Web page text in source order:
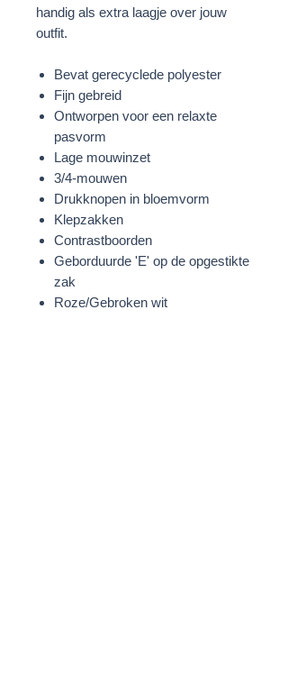
handig als extra laagje over jouw
outfit.
Bevat gerecyclede polyester
Fijn gebreid
Ontworpen voor een relaxte
pasvorm
Lage mouwinzet
3/4-mouwen
Drukknopen in bloemvorm
Klepzakken
Contrastboorden
Geborduurde 'E' op de opgestikte
zak
Roze/Gebroken wit